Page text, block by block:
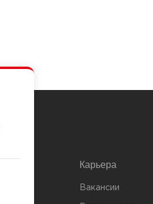
Карьера
Вакансии